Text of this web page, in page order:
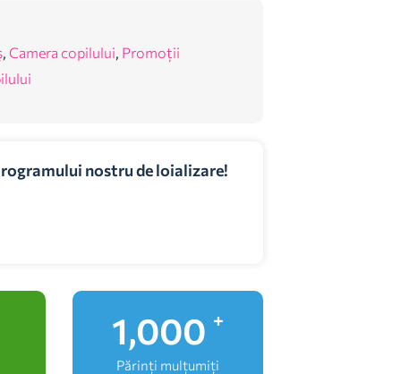
, Camera copilului, Promoții
nostru de loializare!
1,000 +
Părinți mulțumiți